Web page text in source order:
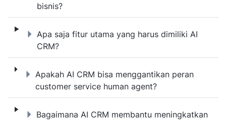
bisnis?
Apa saja fitur utama yang harus dimiliki AI
CRM?
Apa saja fitur utama yang harus dimiliki AI
Apakah AI CRM bisa menggantikan peran
customer service human agent?
Apakah AI CRM bisa menggantikan peran
Bagaimana AI CRM membantu meningkatkan
Bagaimana AI CRM membantu